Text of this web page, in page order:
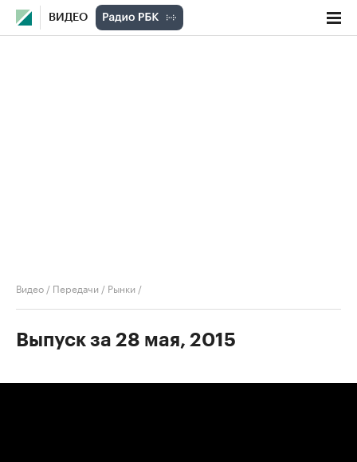
ВИДЕО
Видео / Передачи / Рынки /
Выпуск за 28 мая, 2015